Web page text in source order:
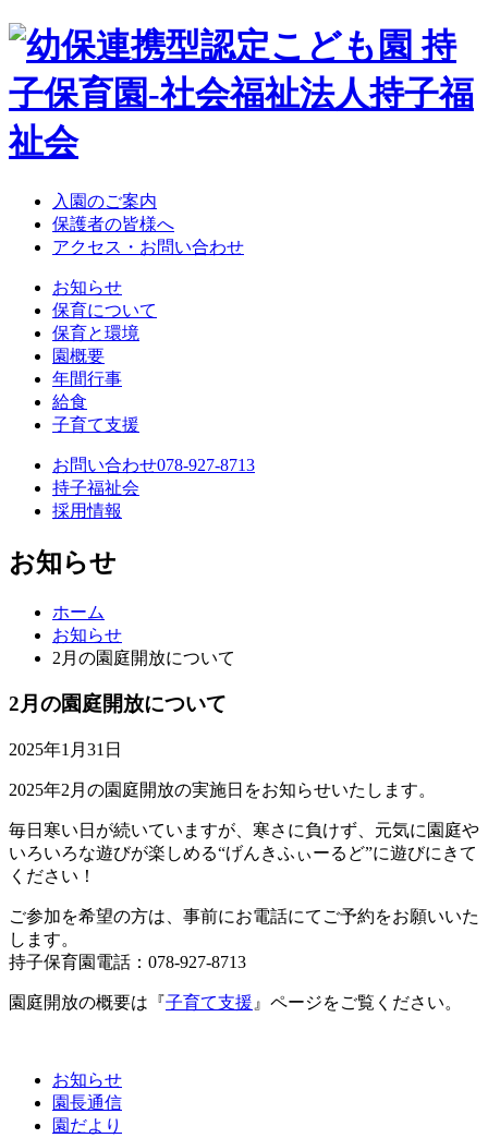
入園のご案内
保護者の皆様へ
アクセス・お問い合わせ
お知らせ
保育について
保育と環境
園概要
年間行事
給食
子育て支援
お問い合わせ078-927-8713
持子福祉会
採用情報
お知らせ
ホーム
お知らせ
2月の園庭開放について
2月の園庭開放について
2025年1月31日
2025年2月の園庭開放の実施日をお知らせいたします。
毎日寒い日が続いていますが、寒さに負けず、元気に園庭や
いろいろな遊びが楽しめる“げんきふぃーるど”に遊びにきて
ください！
ご参加を希望の方は、事前にお電話にてご予約をお願いいた
します。
持子保育園電話：078-927-8713
園庭開放の概要は『子育て支援 』ページをご覧ください。
お知らせ
園長通信
園だより